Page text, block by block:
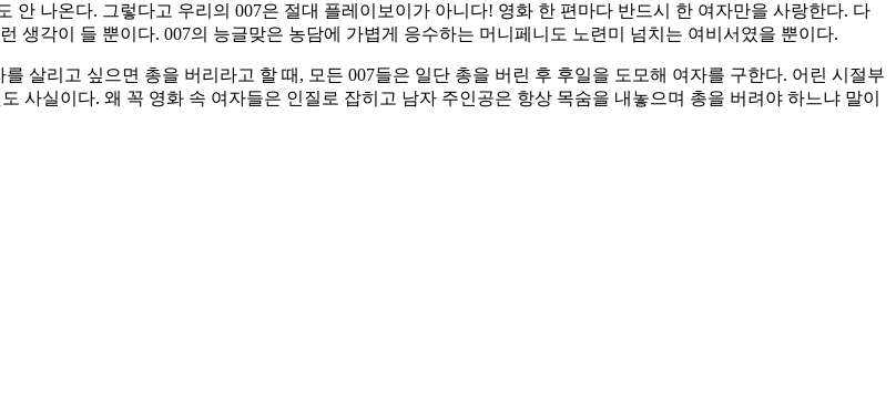
나온다. 그렇다고 우리의 007은 절대 플레이보이가 아니다! 영화 한 편마다 반드시 한 여자만을 사랑한다. 다
생각이 들 뿐이다. 007의 능글맞은 농담에 가볍게 응수하는 머니페니도 노련미 넘치는 여비서였을 뿐이다.
살리고 싶으면 총을 버리라고 할 때, 모든 007들은 일단 총을 버린 후 후일을 도모해 여자를 구한다. 어린 시절부
사실이다. 왜 꼭 영화 속 여자들은 인질로 잡히고 남자 주인공은 항상 목숨을 내놓으며 총을 버려야 하느냐 말이